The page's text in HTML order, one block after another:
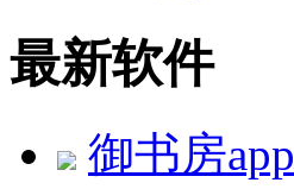
最新软件
御书房app